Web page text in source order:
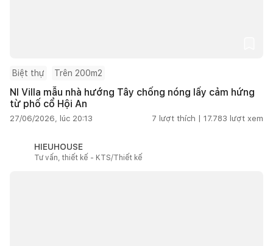
Biệt thự Trên 200m2
NI Villa mẫu nhà hướng Tây chống nóng lấy cảm hứng
từ phố cổ Hội An
27/06/2026, lúc 20:13 7 lượt thích | 17.783 lượt xem
HIEUHOUSE
Tư vấn, thiết kế - KTS/Thiết kế